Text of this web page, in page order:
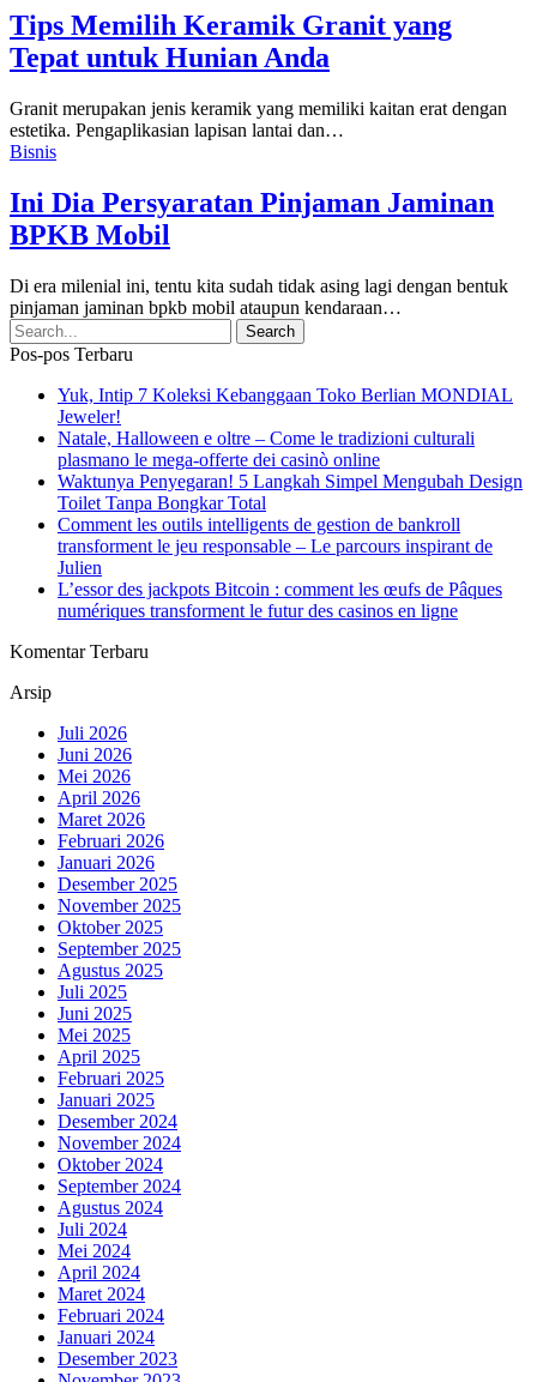
Tips Memilih Keramik Granit yang
Tepat untuk Hunian Anda
Granit merupakan jenis keramik yang memiliki kaitan erat dengan
estetika. Pengaplikasian lapisan lantai dan…
Bisnis
Ini Dia Persyaratan Pinjaman Jaminan
BPKB Mobil
Di era milenial ini, tentu kita sudah tidak asing lagi dengan bentuk
pinjaman jaminan bpkb mobil ataupun kendaraan…
Pos-pos Terbaru
Yuk, Intip 7 Koleksi Kebanggaan Toko Berlian MONDIAL
Jeweler!
Natale, Halloween e oltre – Come le tradizioni culturali
plasmano le mega‑offerte dei casinò online
Waktunya Penyegaran! 5 Langkah Simpel Mengubah Design
Toilet Tanpa Bongkar Total
Comment les outils intelligents de gestion de bankroll
transforment le jeu responsable – Le parcours inspirant de
Julien
L’essor des jackpots Bitcoin : comment les œufs de Pâques
numériques transforment le futur des casinos en ligne
Komentar Terbaru
Arsip
Juli 2026
Juni 2026
Mei 2026
April 2026
Maret 2026
Februari 2026
Januari 2026
Desember 2025
November 2025
Oktober 2025
September 2025
Agustus 2025
Juli 2025
Juni 2025
Mei 2025
April 2025
Februari 2025
Januari 2025
Desember 2024
November 2024
Oktober 2024
September 2024
Agustus 2024
Juli 2024
Mei 2024
April 2024
Maret 2024
Februari 2024
Januari 2024
Desember 2023